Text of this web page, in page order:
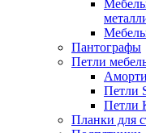
Пантографы
Петли
Петли
Петли
Планки для